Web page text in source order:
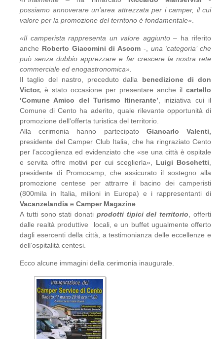
possiamo annoverare un’area attrezzata per i camper, il cui
valore per la promozione del territorio è fondamentale».
«Il camperista rappresenta un valore aggiunto– ha riferito
anche Roberto Giacomini di Ascom -, una ‘categoria’ che
può senza dubbio apprezzare e far crescere la nostra rete
commerciale ed enogastronomica».
Il taglio del nastro, preceduto dalla benedizione di don
Victor, è stato occasione per presentare anche il cartello
‘Comune Amico del Turismo Itinerante’, iniziativa cui il
Comune di Cento ha aderito, quale rilevante opportunità di
promozione dell'offerta turistica del territorio.
Alla cerimonia hanno partecipato Giancarlo Valenti,
presidente del Camper Club Italia, che ha ringraziato Cento
per l’accoglienza ed evidenziato che «se una città è ospitale
e servita offre motivi per cui sceglierla», Luigi Boschetti,
presidente di Promocamp, che assicurato il sostegno alla
promozione centese per attrarre il bacino dei camperisti
(800mila in Italia, milioni in Europa) e i rappresentanti di
Vacanzelandia e Camper Magazine.
A tutti sono stati donati prodotti tipici del territorio, offerti
dalle realtà produttive locali, e un buffet ugualmente offerto
dagli esercenti della città, a testimonianza delle eccellenze e
dell’ospitalità centesi.
Ecco alcune immagini della cerimonia inaugurale.